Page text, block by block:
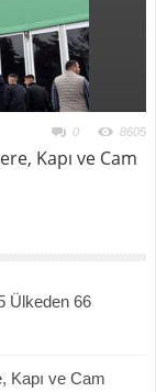
0 8605
Kapı ve Cam
Ülkeden 66
Kapı ve Cam